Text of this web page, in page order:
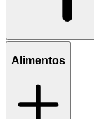
Alimentos